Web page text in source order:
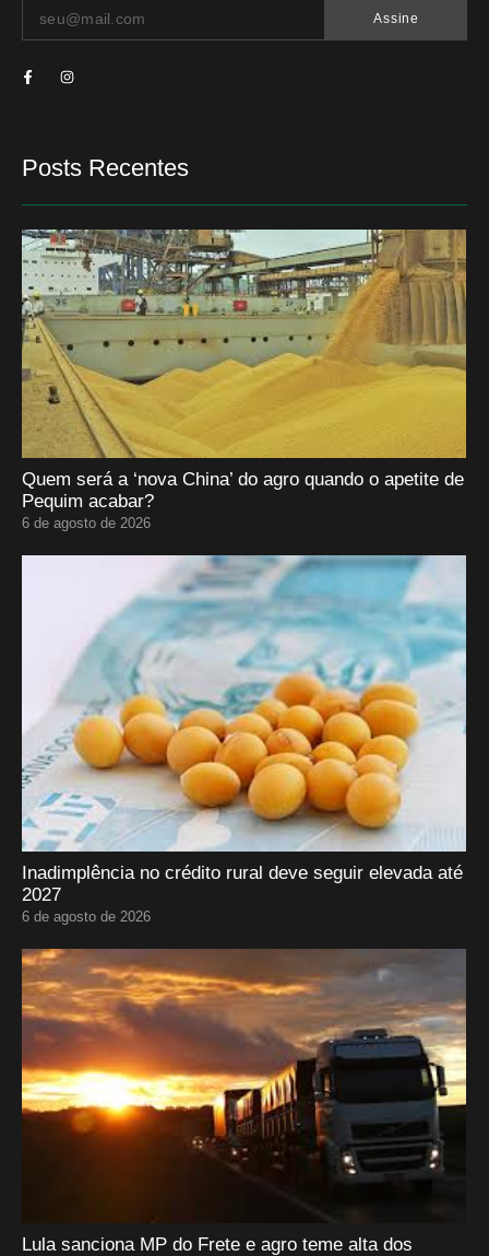
Assine
Posts Recentes
Quem será a ‘nova China’ do agro quando o apetite de
Pequim acabar?
6 de agosto de 2026
Inadimplência no crédito rural deve seguir elevada até
2027
6 de agosto de 2026
Lula sanciona MP do Frete e agro teme alta dos